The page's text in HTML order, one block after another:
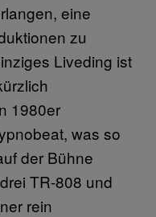
eine
zu
Liveding ist
1980er
was so
der Bühne
TR-808 und
rein